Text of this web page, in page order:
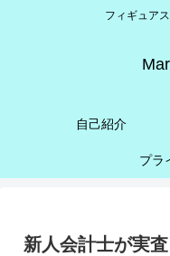
フィギュア
自己紹介
プラ
新人会計士が実